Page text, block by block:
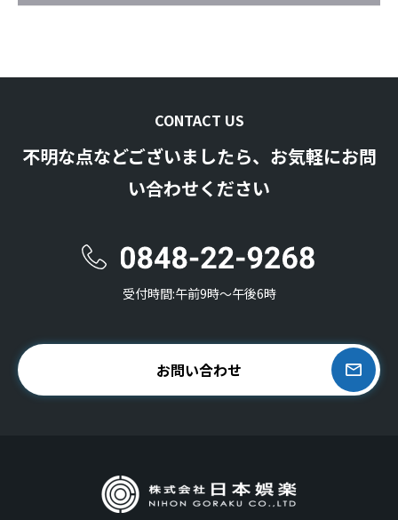
CONTACT US
不明な点などございましたら、お気軽にお問
い合わせください
受付時間:午前9時〜午後6時
お問い合わせ